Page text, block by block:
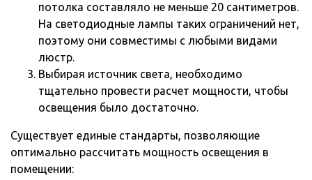
потолка составляло не меньше 20 сантиметров.
На светодиодные лампы таких ограничений нет,
поэтому они совместимы с любыми видами
люстр.
Выбирая источник света, необходимо
тщательно провести расчет мощности, чтобы
освещения было достаточно.
Существует единые стандарты, позволяющие
оптимально рассчитать мощность освещения в
помещении: